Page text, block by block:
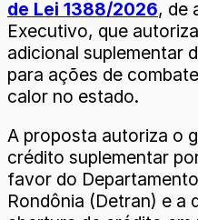
de Lei 1388/2026, de
Executivo, que
adicional suplementar
para ações de
calor no estado.
A proposta autoriza o
crédito suplementar
favor do
Rondônia (Detran) e a